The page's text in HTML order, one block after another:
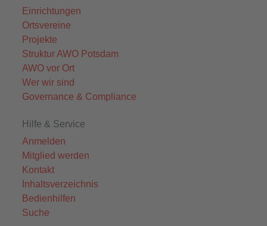
Einrichtungen
Ortsvereine
Projekte
Struktur AWO Potsdam
AWO vor Ort
Wer wir sind
Governance & Compliance
Hilfe & Service
Anmelden
Mitglied werden
Kontakt
Inhaltsverzeichnis
Bedienhilfen
Suche